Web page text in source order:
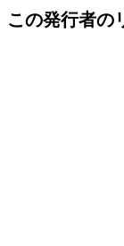
この発行者の